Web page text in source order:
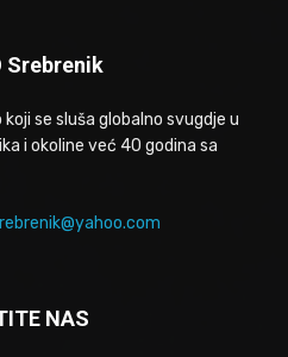
Srebrenik
se sluša globalno svugdje u
i okoline već 40 godina sa
NAS